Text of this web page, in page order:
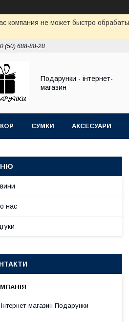
компания не может быстро
(50) 688-88-28
Подарунки - інтернет-
магазин
СУМКИ АКСЕСУАРИ
нас
Інтернет-магазин Подарунки